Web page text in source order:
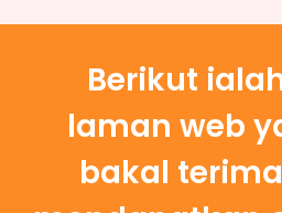
Berikut
laman web
bakal